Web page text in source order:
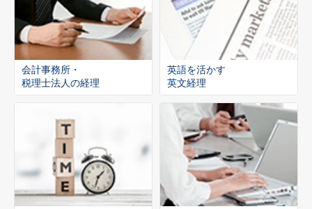
会計事務所・
税理士法人の経理
英語を活かす
英文経理